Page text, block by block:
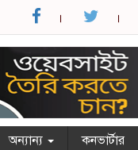
অন্যান্য কনভার্টার